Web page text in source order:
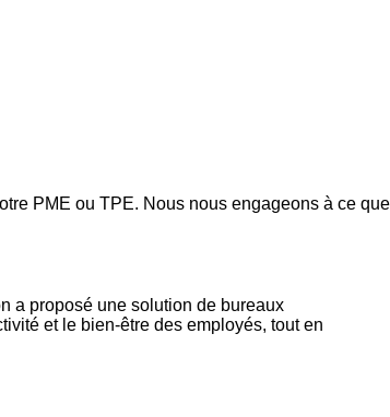
PME ou TPE. Nous nous engageons à ce que
a proposé une solution de bureaux
et le bien-être des employés, tout en